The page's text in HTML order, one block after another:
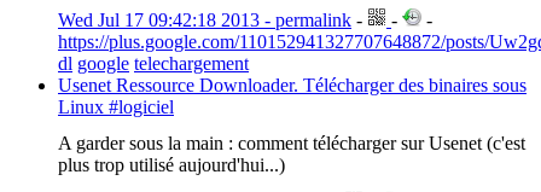
Wed Jul 17 09:42:18 2013 - permalink - -
-
https://plus.google.com/110152941327707648872/posts/
dl google telechargement
Usenet Ressource Downloader. Télécharger des binaires sous
Linux #logiciel
A garder sous la main : comment télécharger sur Usenet (c'est
plus trop utilisé aujourd'hui...)